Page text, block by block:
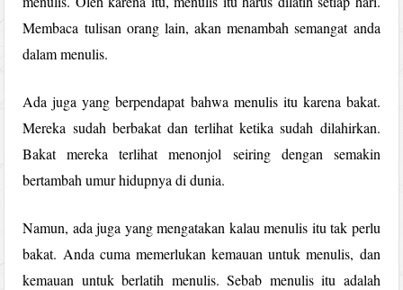
Membaca tulisan orang lain, akan menambah semangat anda
dalam menulis.
Ada juga yang berpendapat bahwa menulis itu karena bakat.
Mereka sudah berbakat dan terlihat ketika sudah dilahirkan.
Bakat mereka terlihat menonjol seiring dengan semakin
bertambah umur hidupnya di dunia.
Namun, ada juga yang mengatakan kalau menulis itu tak perlu
bakat. Anda cuma memerlukan kemauan untuk menulis, dan
kemauan untuk berlatih menulis. Sebab menulis itu adalah